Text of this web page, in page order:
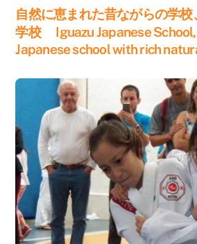
自然に恵まれた昔ながらの学
学校 Iguazu Japanese
Japanese school with rich